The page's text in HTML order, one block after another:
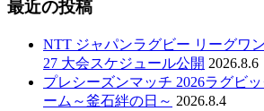
最近の投稿
NTT ジャパンラグビー リーグワ
27 大会スケジュール公開 2026.8.6
プレシーズンマッチ 2026ラグビッ
ーム～釜石絆の日～ 2026.8.4